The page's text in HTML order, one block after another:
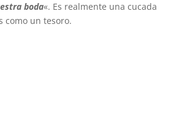
boda«. Es realmente una cucada
como un tesoro.